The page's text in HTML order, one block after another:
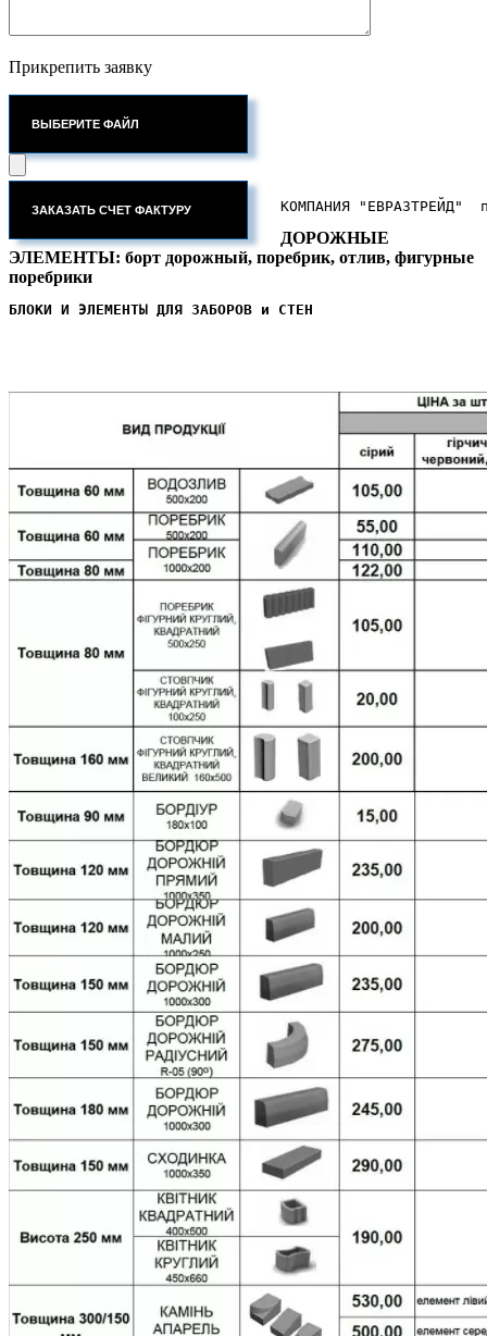
Прикрепить заявку
ВЫБЕРИТЕ ФАЙЛ
КОМПАНИЯ "ЕВРАЗТРЕЙД"
ДОРОЖНЫЕ
ЭЛЕМЕНТЫ: борт дорожный, поребрик, отлив, фигурные
поребрики
БЛОКИ И ЭЛЕМЕНТЫ ДЛЯ ЗАБОРОВ и СТЕН